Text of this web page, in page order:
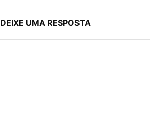
DEIXE UMA RESPOSTA